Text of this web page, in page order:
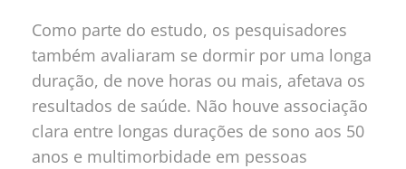
Como parte do estudo, os pesquisadores
também avaliaram se dormir por uma longa
duração, de nove horas ou mais, afetava os
resultados de saúde. Não houve associação
clara entre longas durações de sono aos 50
anos e multimorbidade em pessoas